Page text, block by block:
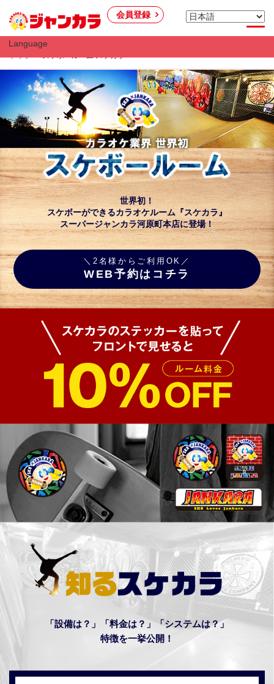
会員登録
Language
世界初！
スケボーができるカラオケルーム『スケカラ』
スーパージャンカラ河原町本店に登場！
＼2名様からご利用OK／
WEB予約はコチラ
「設備は？」「料金は？」「システムは？」
特徴を一挙公開！